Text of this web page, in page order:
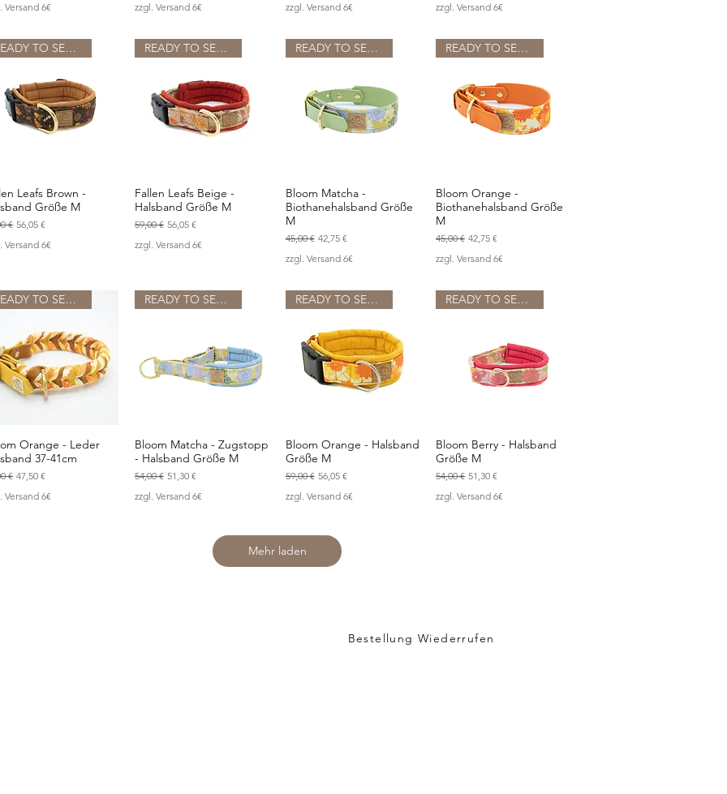
Versand 6€
zzgl. Versand 6€
zzgl. Versand 6€
zzgl. Versand 6€
Schnellansicht
READY TO SEND
Leafs Brown -
Größe M
€ Sale-Preis
56,05 €
Versand 6€
Schnellansicht
READY TO SEND
Fallen Leafs Beige -
Halsband Größe M
Standardpreis
59,00 € Sale-Preis
56,05 €
zzgl. Versand 6€
Schnellansicht
READY TO SEND
Bloom Matcha -
Biothanehalsband Größe
M
Standardpreis
45,00 € Sale-Preis
42,75 €
zzgl. Versand 6€
Schnellansicht
READY TO SEND
Bloom Orange -
Biothanehalsband Größe
M
Standardpreis
45,00 € Sale-Preis
42,75 €
zzgl. Versand 6€
Schnellansicht
READY TO SEND
Orange - Leder
37-41cm
€ Sale-Preis
47,50 €
Versand 6€
Schnellansicht
READY TO SEND
Bloom Matcha - Zugstopp
- Halsband Größe M
Standardpreis
54,00 € Sale-Preis
51,30 €
zzgl. Versand 6€
Schnellansicht
READY TO SEND
Bloom Orange - Halsband
Größe M
Standardpreis
59,00 € Sale-Preis
56,05 €
zzgl. Versand 6€
Schnellansicht
READY TO SEND
Bloom Berry - Halsband
Größe M
Standardpreis
54,00 € Sale-Preis
51,30 €
zzgl. Versand 6€
Mehr laden
Bestellung Wiederrufen